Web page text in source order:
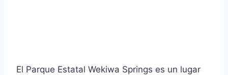
El Parque Estatal Wekiwa Springs es un lugar